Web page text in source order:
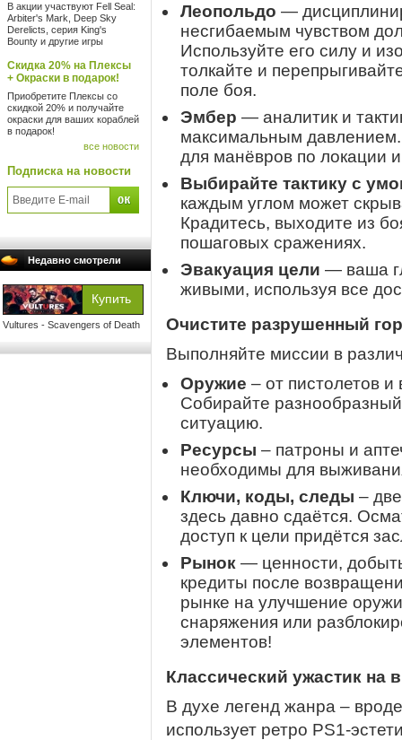
В акции участвуют Fell Seal:
Arbiter's Mark, Deep Sky
Derelicts, серия King's
Bounty и другие игры
Скидка 20% на Плексы
+ Окраски в подарок!
Приобретите Плексы со
скидкой 20% и получайте
окраски для ваших кораблей
в подарок!
все новости
Подписка на новости
Недавно смотрели
Vultures - Scavengers of Death
Леопольдо —
несгибаемым чувством
Используйте его силу и
толкайте и
поле боя.
Эмбер — аналитик и
максимальным давлением.
для манёвров по локации
Выбирайте тактику с
каждым углом может
Крадитесь, выходите из
пошаговых сражениях.
Эвакуация цели — ваша
живыми, используя все
Очистите разрушенный
Выполняйте миссии в
Оружие – от пистолетов
Собирайте
ситуацию.
Ресурсы – патроны и
необходимы для
Ключи, коды, следы –
здесь давно сдаётся.
доступ к цели придётся
Рынок — ценности,
кредиты после
рынке на улучшение
снаряжения или
элементов!
Классический ужастик на
В духе легенд жанра –
использует ретро PS1-